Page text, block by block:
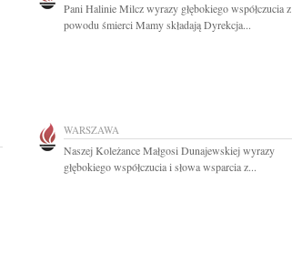
Pani Halinie Milcz wyrazy głębokiego współczucia z
powodu śmierci Mamy składają Dyrekcja...
WARSZAWA
Naszej Koleżance Małgosi Dunajewskiej wyrazy
głębokiego współczucia i słowa wsparcia z...